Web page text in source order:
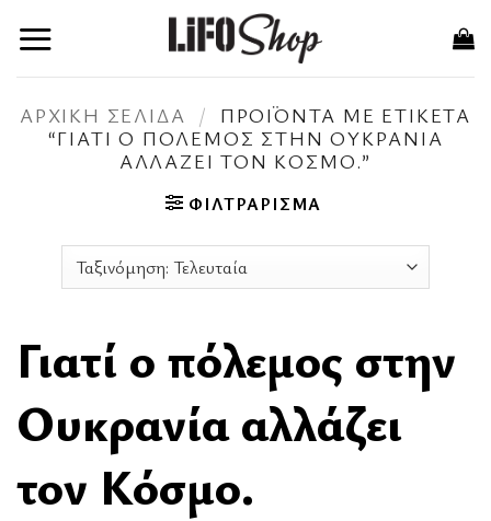
στο
ΑΡΧΙΚΉ ΣΕΛΊΔΑ /
ΠΡΟΪΌΝΤΑ ΜΕ ΕΤΙΚΈΤΑ
“ΓΙΑΤΊ Ο ΠΌΛΕΜΟΣ ΣΤΗΝ ΟΥΚΡΑΝΊΑ
ΑΛΛΆΖΕΙ ΤΟΝ ΚΌΣΜΟ.”
ΦΙΛΤΡΆΡΙΣΜΑ
Γιατί ο πόλεμος στην
Ουκρανία αλλάζει
τον Κόσμο.